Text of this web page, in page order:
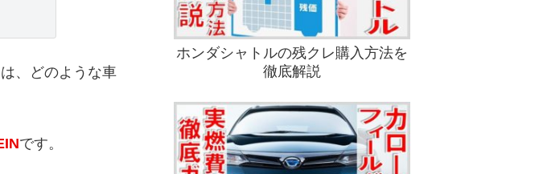
、どのような車
です。
ホンダシャトルの残クレ購入方法を
徹底解説